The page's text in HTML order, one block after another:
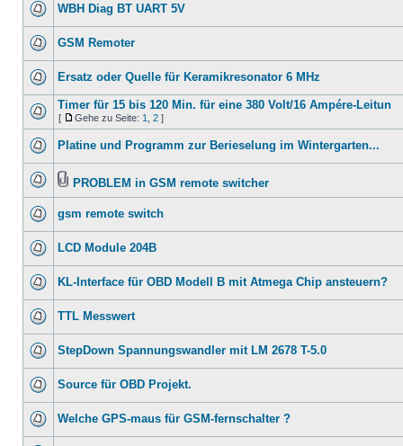
WBH Diag BT UART 5V
GSM Remoter
Ersatz oder Quelle für Keramikresonator 6 MHz
Timer für 15 bis 120 Min. für eine 380 Volt/16 Ampére-Leitun
[ Gehe zu Seite: 1 2 ]
Platine und Programm zur Berieselung im Wintergarten...
PROBLEM in GSM remote switcher
gsm remote switch
LCD Module 204B
KL-Interface für OBD Modell B mit Atmega Chip ansteuern?
TTL Messwert
StepDown Spannungswandler mit LM 2678 T-5.0
Source für OBD Projekt.
Welche GPS-maus für GSM-fernschalter ?